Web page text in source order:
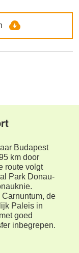
tabblad)
opent in nieuw
Budapest
km door
route volgt
Park Donau-
de
Paleis in
goed
inbegrepen.